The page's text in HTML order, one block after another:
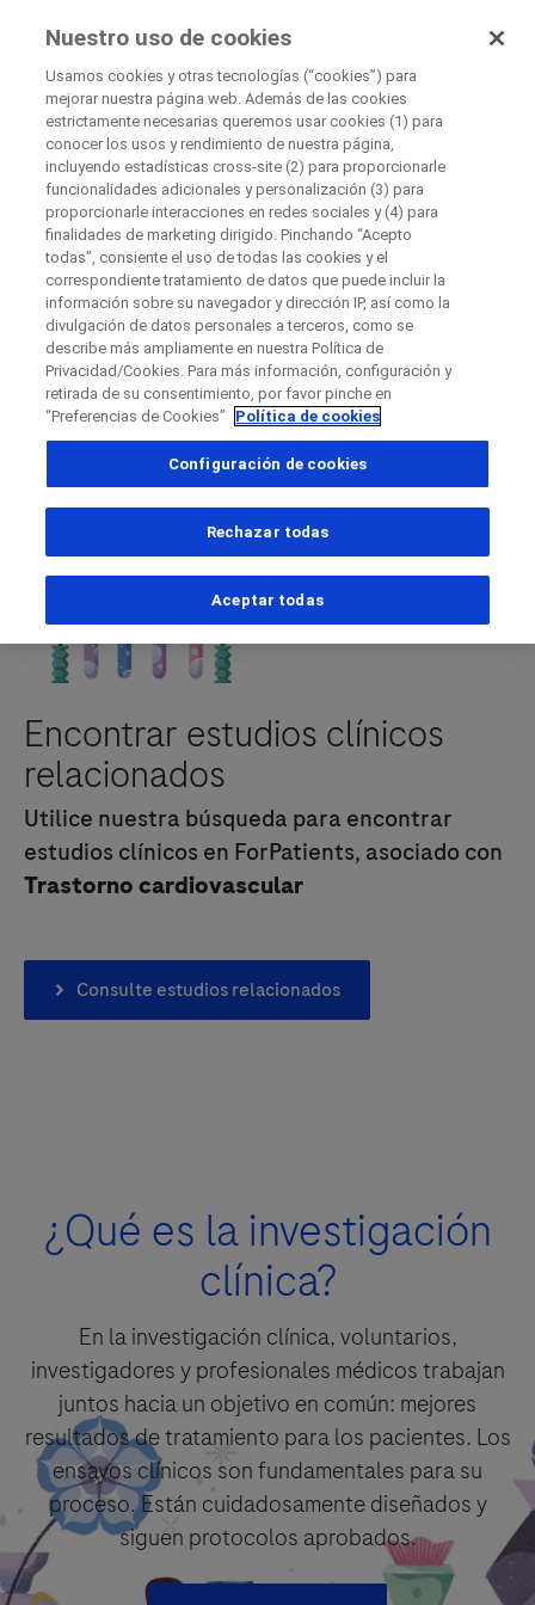
Ensayos Clínicos
por Roche
Descripción General Del Área Terapéutica
Cardiovascular Disorder
Cardiovascular
Disorder
Encontrar estudios clínicos
relacionados
Utilice nuestra búsqueda para encontrar
estudios clínicos en ForPatients, asociado con
Trastorno cardiovascular
Consulte estudios relacionados
¿Qué es la investigación
clínica?
En la investigación clínica, voluntarios,
investigadores y profesionales médicos trabajan
juntos hacia un objetivo en común: mejores
resultados de tratamiento para los pacientes. Los
ensayos clínicos son fundamentales para su
proceso. Están cuidadosamente diseñados y
siguen protocolos aprobados.
Cerrar
Si tiene preguntas complete el siguiente formulario
País
Perú, selected
Nombre
Apellido
Correo electrónico
Pregunta
Por favor seleccione su opción de contacto*
Cerrar
Contacte directamente con el patrocinador para
preguntas
Nuestro uso de cookies
Usamos cookies y otras tecnologías (“cookies”) para
mejorar nuestra página web. Además de las cookies
estrictamente necesarias queremos usar cookies (1) para
conocer los usos y rendimiento de nuestra página,
incluyendo estadísticas cross-site (2) para proporcionarle
funcionalidades adicionales y personalización (3) para
proporcionarle interacciones en redes sociales y (4) para
finalidades de marketing dirigido. Pinchando “Acepto
todas”, consiente el uso de todas las cookies y el
correspondiente tratamiento de datos que puede incluir la
información sobre su navegador y dirección IP, así como la
divulgación de datos personales a terceros, como se
describe más ampliamente en nuestra Política de
Privacidad/Cookies. Para más información, configuración y
retirada de su consentimiento, por favor pinche en
“Preferencias de Cookies”
Política de cookies
Configuración de cookies
Rechazar todas
Aceptar todas